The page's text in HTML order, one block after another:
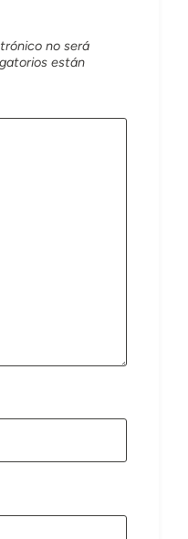
no será
están